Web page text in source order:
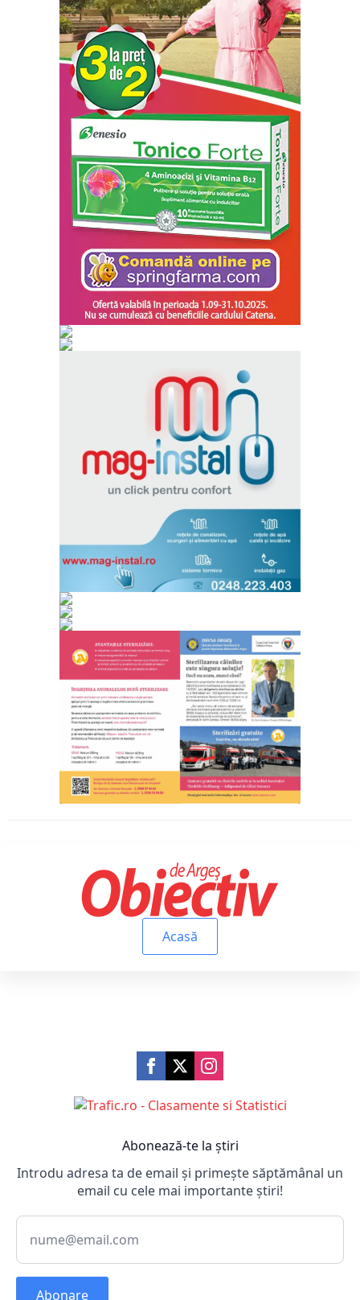
Acasă
Abonează-te la știri
Introdu adresa ta de email și primește săptămânal un
email cu cele mai importante știri!
Abonare